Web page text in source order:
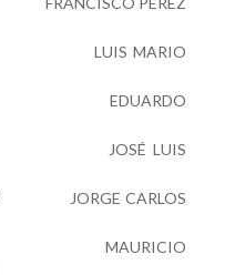
DEM LUIS MARIO
DEM EDUARDO
DEM JOSÉ LUIS
JORGE CARLOS
DEM MAURICIO